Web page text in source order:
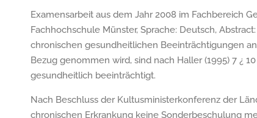
Examensarbeit aus dem Jahr 2008 im Fachbereich
Fachhochschule Münster, Sprache: Deutsch,
chronischen gesundheitlichen Beeinträchtigungen
Bezug genommen wird, sind nach Haller (1995) 7 ¿
gesundheitlich beeinträchtigt.
Nach Beschluss der Kultusministerkonferenz der
chronischen Erkrankung keine Sonderbeschulung